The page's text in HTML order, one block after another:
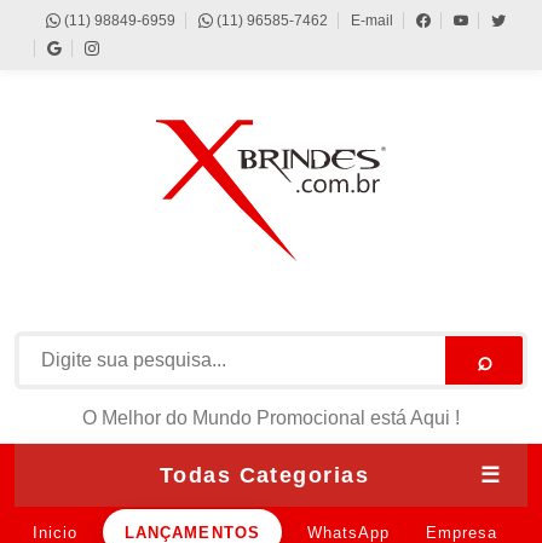
(11) 98849-6959 (11) 96585-7462 E-mail
⌕
O Melhor do Mundo Promocional está Aqui !
Todas Categorias ☰
Inicio LANÇAMENTOS WhatsApp Empresa